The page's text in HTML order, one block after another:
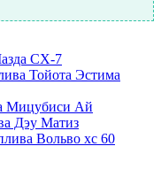
СХ-7
Тойота Эстима
Мицубиси Ай
Дэу Матиз
Вольво хс 60